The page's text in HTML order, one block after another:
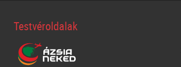
Testvéroldalak